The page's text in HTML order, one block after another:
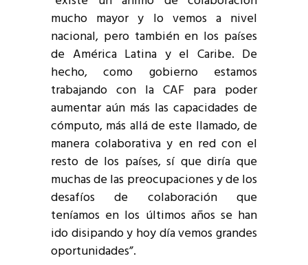
mucho mayor y lo vemos a nivel
nacional, pero también en los países
de América Latina y el Caribe. De
hecho, como gobierno estamos
trabajando con la CAF para poder
aumentar aún más las capacidades de
cómputo, más allá de este llamado, de
manera colaborativa y en red con el
resto de los países, sí que diría que
muchas de las preocupaciones y de los
desafíos de colaboración que
teníamos en los últimos años se han
ido disipando y hoy día vemos grandes
oportunidades”.